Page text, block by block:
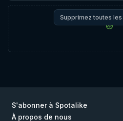
Supprimez toutes
S'abonner à Spotalike
À propos de nous